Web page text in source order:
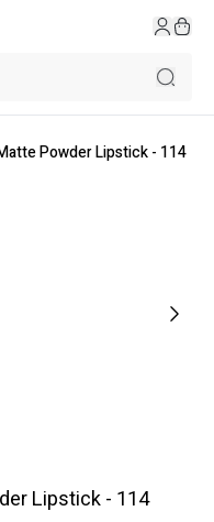
Powder Lipstick - 114
Lipstick - 114